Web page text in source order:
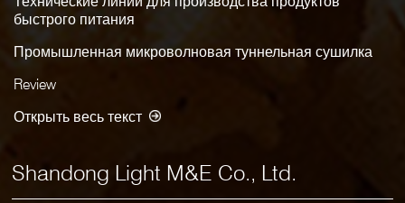
быстрого питания
Промышленная микроволновая туннельная сушилка
Review
Открыть весь текст
Shandong Light M&E Co., Ltd.